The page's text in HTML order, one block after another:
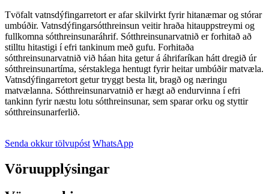
Tvöfalt vatnsdýfingarretort er afar skilvirkt fyrir hitanæmar og stórar
umbúðir. Vatnsdýfingarsótthreinsun veitir hraða hitauppstreymi og
fullkomna sótthreinsunaráhrif. Sótthreinsunarvatnið er forhitað að
stilltu hitastigi í efri tankinum með gufu. Forhitaða
sótthreinsunarvatnið við háan hita getur á áhrifaríkan hátt dregið úr
sótthreinsunartíma, sérstaklega hentugt fyrir heitar umbúðir matvæla.
Vatnsdýfingarretort getur tryggt besta lit, bragð og næringu
matvælanna. Sótthreinsunarvatnið er hægt að endurvinna í efri
tankinn fyrir næstu lotu sótthreinsunar, sem sparar orku og styttir
sótthreinsunarferlið.
Senda okkur tölvupóst WhatsApp
Vöruupplýsingar